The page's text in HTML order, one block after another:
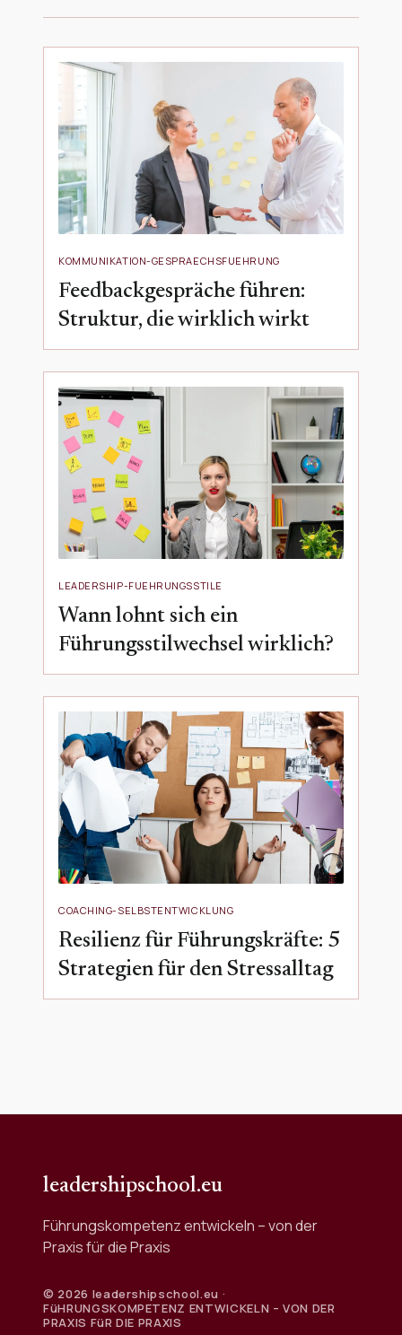
KOMMUNIKATION-GESPRAECHSFUEHRUNG
Feedbackgespräche führen:
Struktur, die wirklich wirkt
LEADERSHIP-FUEHRUNGSSTILE
Wann lohnt sich ein
Führungsstilwechsel wirklich?
COACHING-SELBSTENTWICKLUNG
Resilienz für Führungskräfte: 5
Strategien für den Stressalltag
leadershipschool.eu
Führungskompetenz entwickeln – von der
Praxis für die Praxis
© 2026 leadershipschool.eu ·
FüHRUNGSKOMPETENZ ENTWICKELN – VON DER
PRAXIS FüR DIE PRAXIS